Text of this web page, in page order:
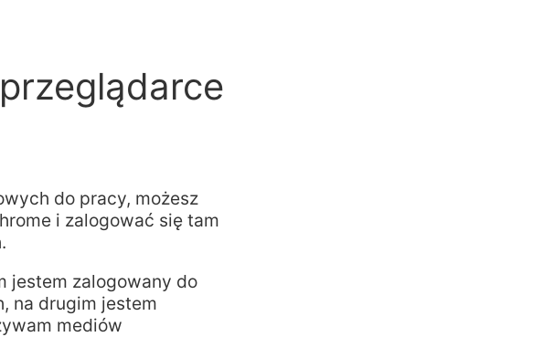
do pracy, możesz
i zalogować się tam
jestem zalogowany do
na drugim jestem
mediów